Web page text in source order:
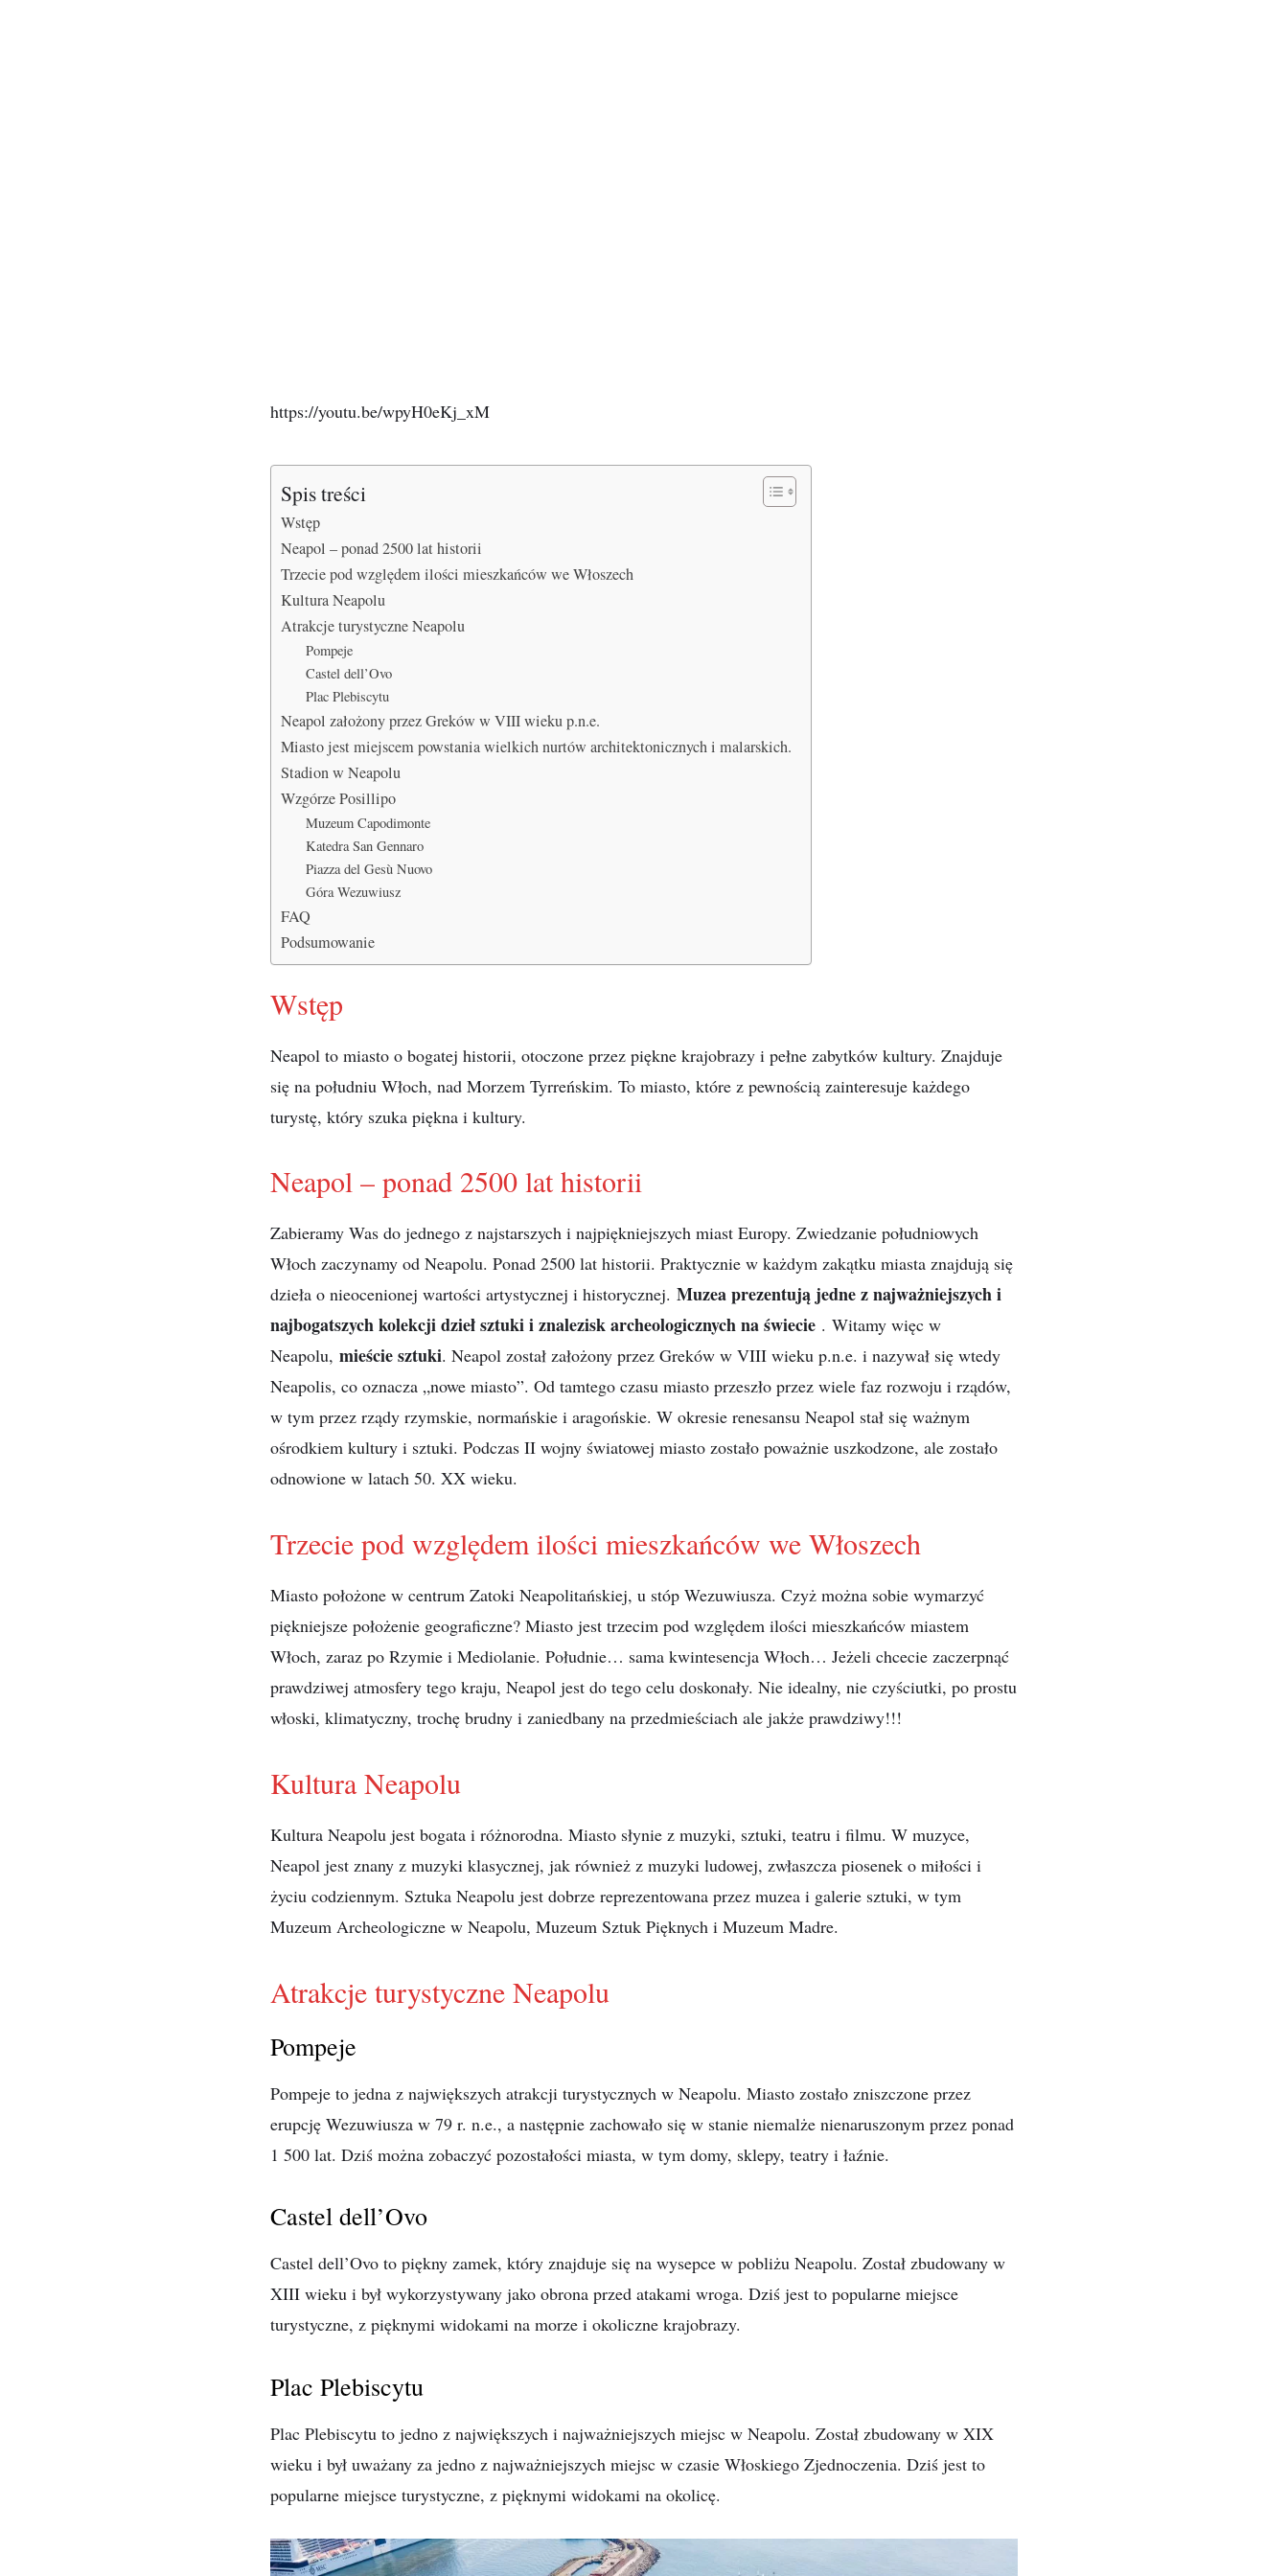
https://youtu.be/wpyH0eKj_xM
Spis treści
Wstęp
Neapol – ponad 2500 lat historii
Trzecie pod względem ilości mieszkańców we Włoszech
Kultura Neapolu
Atrakcje turystyczne Neapolu
Pompeje
Castel dell’Ovo
Plac Plebiscytu
Neapol założony przez Greków w VIII wieku p.n.e.
Miasto jest miejscem powstania wielkich nurtów architektonicznych i malarskich.
Stadion w Neapolu
Wzgórze Posillipo
Muzeum Capodimonte
Katedra San Gennaro
Piazza del Gesù Nuovo
Góra Wezuwiusz
FAQ
Podsumowanie
Wstęp
Neapol to miasto o bogatej historii, otoczone przez piękne krajobrazy i pełne zabytków kultury. Znajduje
się na południu Włoch, nad Morzem Tyrreńskim. To miasto, które z pewnością zainteresuje każdego
turystę, który szuka piękna i kultury.
Neapol – ponad 2500 lat historii
Zabieramy Was do jednego z najstarszych i najpiękniejszych miast Europy. Zwiedzanie południowych
Włoch zaczynamy od Neapolu. Ponad 2500 lat historii. Praktycznie w każdym zakątku miasta znajdują się
dzieła o nieocenionej wartości artystycznej i historycznej. Muzea prezentują jedne z najważniejszych i
najbogatszych kolekcji dzieł sztuki i znalezisk archeologicznych na świecie . Witamy więc w
Neapolu, mieście sztuki. Neapol został założony przez Greków w VIII wieku p.n.e. i nazywał się wtedy
Neapolis, co oznacza „nowe miasto”. Od tamtego czasu miasto przeszło przez wiele faz rozwoju i rządów,
w tym przez rządy rzymskie, normańskie i aragońskie. W okresie renesansu Neapol stał się ważnym
ośrodkiem kultury i sztuki. Podczas II wojny światowej miasto zostało poważnie uszkodzone, ale zostało
odnowione w latach 50. XX wieku.
Trzecie pod względem ilości mieszkańców we Włoszech
Miasto położone w centrum Zatoki Neapolitańskiej, u stóp Wezuwiusza. Czyż można sobie wymarzyć
piękniejsze położenie geograficzne? Miasto jest trzecim pod względem ilości mieszkańców miastem
Włoch, zaraz po Rzymie i Mediolanie. Południe… sama kwintesencja Włoch… Jeżeli chcecie zaczerpnąć
prawdziwej atmosfery tego kraju, Neapol jest do tego celu doskonały. Nie idealny, nie czyściutki, po prostu
włoski, klimatyczny, trochę brudny i zaniedbany na przedmieściach ale jakże prawdziwy!!!
Kultura Neapolu
Kultura Neapolu jest bogata i różnorodna. Miasto słynie z muzyki, sztuki, teatru i filmu. W muzyce,
Neapol jest znany z muzyki klasycznej, jak również z muzyki ludowej, zwłaszcza piosenek o miłości i
życiu codziennym. Sztuka Neapolu jest dobrze reprezentowana przez muzea i galerie sztuki, w tym
Muzeum Archeologiczne w Neapolu, Muzeum Sztuk Pięknych i Muzeum Madre.
Atrakcje turystyczne Neapolu
Pompeje
Pompeje to jedna z największych atrakcji turystycznych w Neapolu. Miasto zostało zniszczone przez
erupcję Wezuwiusza w 79 r. n.e., a następnie zachowało się w stanie niemalże nienaruszonym przez ponad
1 500 lat. Dziś można zobaczyć pozostałości miasta, w tym domy, sklepy, teatry i łaźnie.
Castel dell’Ovo
Castel dell’Ovo to piękny zamek, który znajduje się na wysepce w pobliżu Neapolu. Został zbudowany w
XIII wieku i był wykorzystywany jako obrona przed atakami wroga. Dziś jest to popularne miejsce
turystyczne, z pięknymi widokami na morze i okoliczne krajobrazy.
Plac Plebiscytu
Plac Plebiscytu to jedno z największych i najważniejszych miejsc w Neapolu. Został zbudowany w XIX
wieku i był uważany za jedno z najważniejszych miejsc w czasie Włoskiego Zjednoczenia. Dziś jest to
popularne miejsce turystyczne, z pięknymi widokami na okolicę.